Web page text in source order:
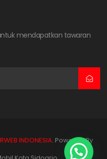
mendapatkan tawaran
INDONESIA. Powered By